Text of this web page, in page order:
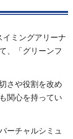
ミングアリーナ
、「グリーンフ
さや役割を改め
関心を持ってい
ーチャルシミュ